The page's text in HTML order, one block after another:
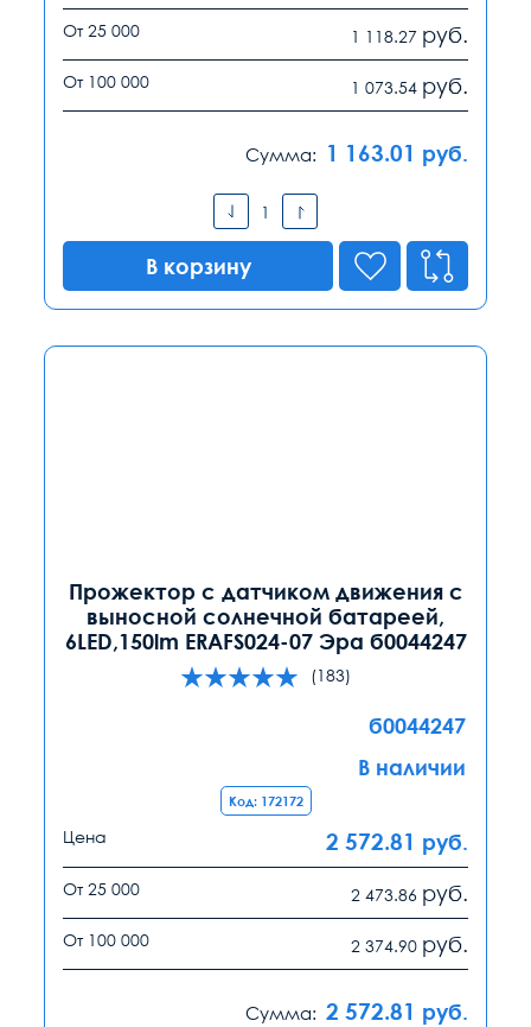
От 25 000 1 118.27 руб.
От 100 000 1 073.54 руб.
Сумма: 1 163.01 руб.
В корзину
Прожектор с датчиком движения c
выносной солнечной батареей,
6LED,150lm ERAFS024-07 Эра б0044247
(183)
б0044247
В наличии
Код: 172172
Цена 2 572.81 руб.
От 25 000 2 473.86 руб.
От 100 000 2 374.90 руб.
Сумма: 2 572.81 руб.